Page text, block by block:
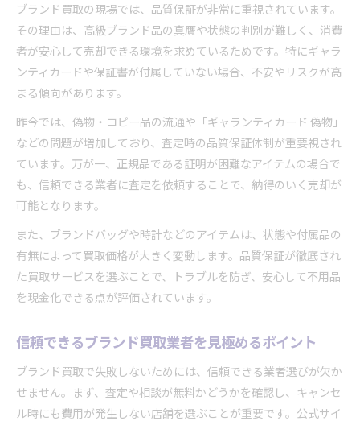
品質保証がブランド買取で役立つ場面と実例紹介
買取時にギャランティカードなしの不安を解消す
る方法
ブランド買取で保証書が無い場合の査定基準
ブランド買取で保証書なしの査定ポイント徹底解
説
保証書がないブランド品の買取で重視される条件
保証書なしでもブランド買取価格を上げるコツ
ブランド買取査定時のチェックポイントまとめ
品質保証で納得売却を叶えるブランド買取術
品質保証を意識したブランド買取のコツと流れ
安心感を高めるブランド買取の品質保証活用術
品質保証でブランド買取の査定額を最大化するに
は
ブランド買取の現場では、品質保証が非常に重視されています。
その理由は、高級ブランド品の真贋や状態の判別が難しく、消費
者が安心して売却できる環境を求めているためです。特にギャラ
ンティカードや保証書が付属していない場合、不安やリスクが高
まる傾向があります。
昨今では、偽物・コピー品の流通や「ギャランティカード 偽物」
などの問題が増加しており、査定時の品質保証体制が重要視され
ています。万が一、正規品である証明が困難なアイテムの場合で
も、信頼できる業者に査定を依頼することで、納得のいく売却が
可能となります。
また、ブランドバッグや時計などのアイテムは、状態や付属品の
有無によって買取価格が大きく変動します。品質保証が徹底され
た買取サービスを選ぶことで、トラブルを防ぎ、安心して不用品
を現金化できる点が評価されています。
信頼できるブランド買取業者を見極めるポイント
ブランド買取で失敗しないためには、信頼できる業者選びが欠か
せません。まず、査定や相談が無料かどうかを確認し、キャンセ
ル時にも費用が発生しない店舗を選ぶことが重要です。公式サイ